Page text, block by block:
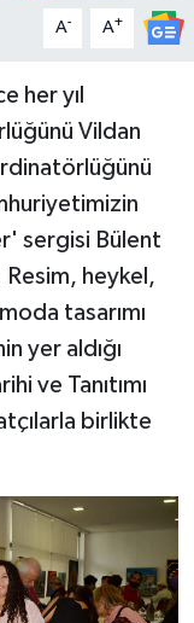
A- A+
her yıl
Vildan
sergisi Bülent
Resim, heykel,
tasarımı
yer aldığı
ve Tanıtımı
birlikte